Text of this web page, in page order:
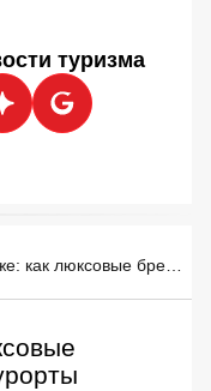
туризма
Мода на пляже: как люксовые бренды захватывают курорты Средиземноморья